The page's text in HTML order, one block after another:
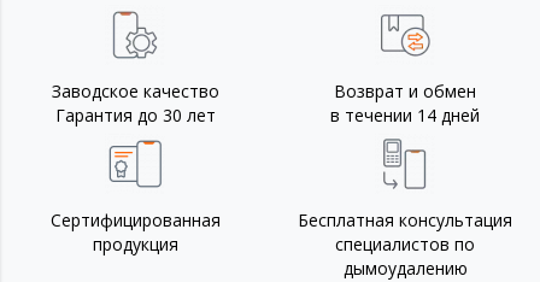
Заводское качество
Гарантия до 30 лет
Возврат и обмен
в течении 14 дней
Сертифицированная
продукция
Бесплатная консультация
специалистов по
дымоудалению